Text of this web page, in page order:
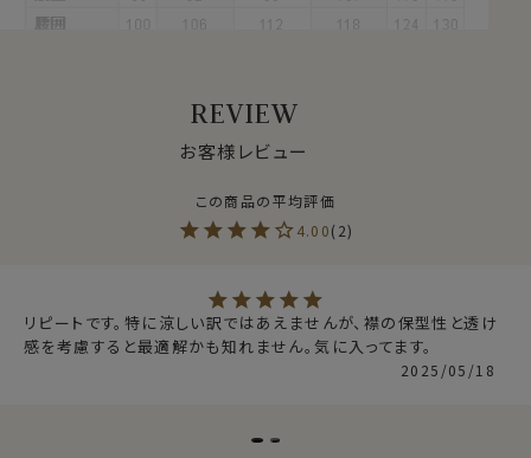
ドライ素材の代表格クールマックス®を使用。
クールマックスは、吸汗乾性に優れた素材で、さまざまな
汗や水分を素早く吸い上げて効率よく蒸発させ、衣服内
をドライな状態に保ってくれます。
秋・冬の温度差や着込みによる「蒸れ」といった不快要因
を軽減し、さらっとした着心地。
インナーシャツを着用せず素肌に直接着ても、汗を吸って
すぐ乾くので、いつもドライで快適に過ごすことができま
REVIEW
お客様レビュー
4.00 2
2025/05/18
リピートです。特に涼しい訳ではあえませんが、襟の保型性と透け
感を考慮すると最適解かも知れません。気に入ってます。